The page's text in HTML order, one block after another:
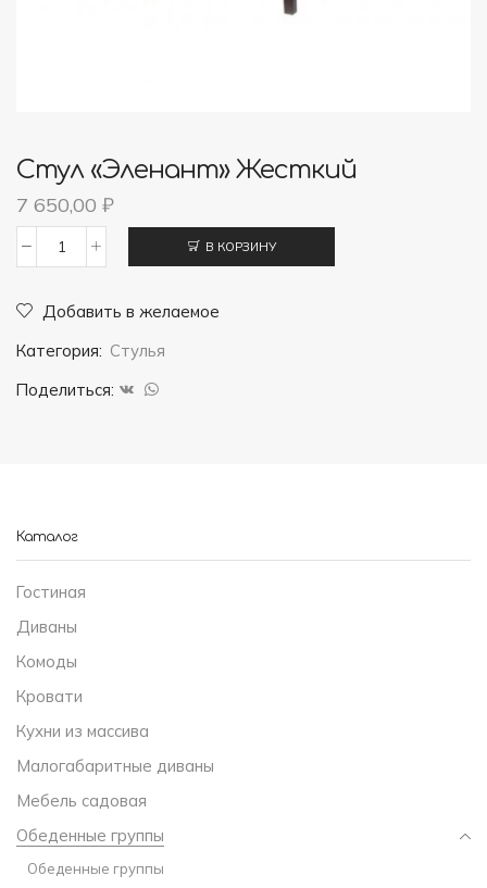
Стул «Эленант» Жесткий
7 650,00 ₽
Стул
"Эленант"
жесткий
В КОРЗИНУ
Добавить в желаемое
Категория: Стулья
Поделиться:
Каталог
Гостиная
Диваны
Комоды
Кровати
Кухни из массива
Малогабаритные диваны
Мебель садовая
Обеденные группы
Обеденные группы